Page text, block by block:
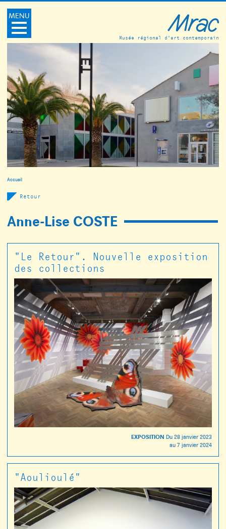
MENU
Musée régional d’art contemporain
Accueil
Retour
Anne-Lise COSTE
"Le Retour". Nouvelle exposition
des collections
EXPOSITION Du 28 janvier 2023
au 7 janvier 2024
"Aoulioulé"